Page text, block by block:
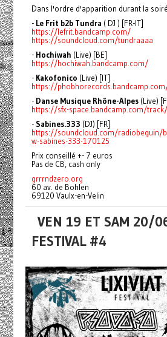
Dans l'ordre d'apparition durant la
- Le Frit b2b Tundra ( DJ ) [FR-IT]
https://lefrit.bandcamp.com/
https://soundcloud.com/tundraaaa
- Hochiwah (Live) [BE]
https://hochiwah.bandcamp.com/
-Kakofonico (Live) [IT]
https://
- Danse Musique Rhône-Alpes(Live)
https://sfx-space.bandcamp.com/
- Sabines.333 (DJ) [FR]
https://soundcloud.com/radiobeguin/
w-sabines-333-170125
Prix conseillé +- 7 euros
Pas de CB, cash only
grrrndzero.org
60 av. de Bohlen
69120 Vaulx-en-Velin
VEN 19 ET SAM 20/
FESTIVAL #4